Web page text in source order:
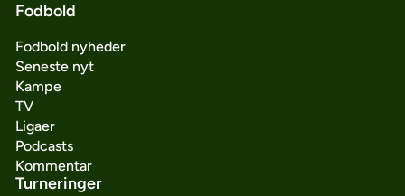
Fodbold
Fodbold nyheder
Seneste nyt
Kampe
TV
Ligaer
Podcasts
Kommentar
Turneringer